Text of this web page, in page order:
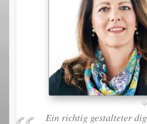
Ein richtig gestalteter